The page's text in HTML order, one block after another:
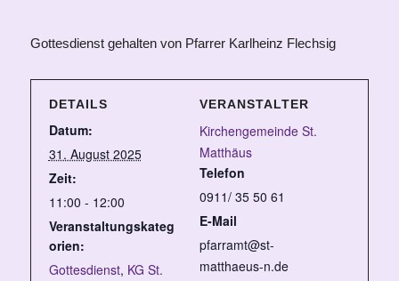
Gottesdienst gehalten von Pfarrer Karlheinz Flechsig
DETAILS
Datum:
31. August 2025
Zeit:
11:00 - 12:00
Veranstaltungskateg
orien:
Gottesdienst, KG St.
VERANSTALTER
Kirchengemeinde St.
Matthäus
Telefon
0911/ 35 50 61
E-Mail
pfarramt@st-
matthaeus-n.de